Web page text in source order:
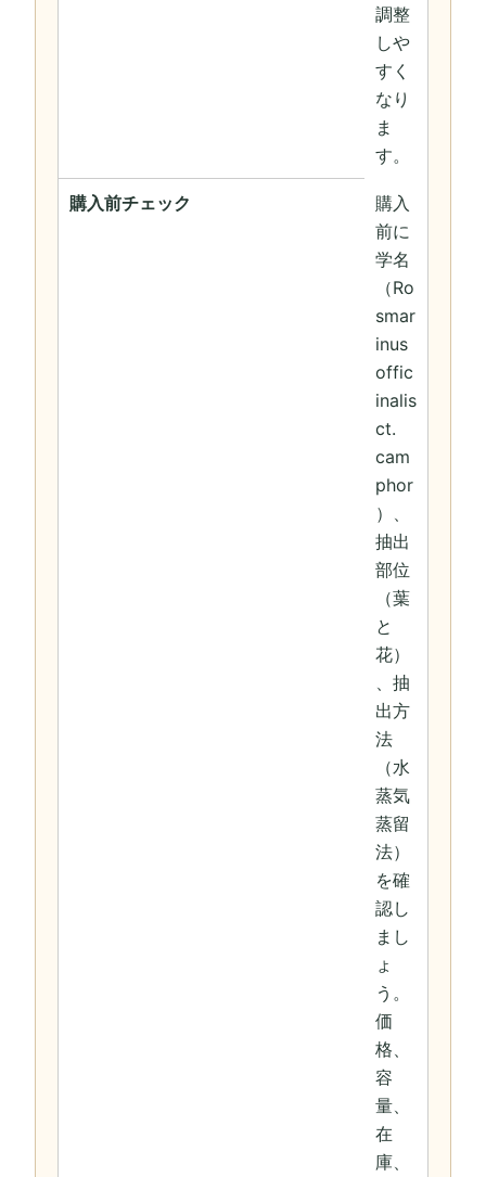
調整
しや
すく
なり
ま
す。
購入前チェック
購入
前に
学名
（Ro
smar
inus
offic
inalis
ct.
cam
phor
）、
抽出
部位
（葉
と
花）
、抽
出方
法
（水
蒸気
蒸留
法）
を確
認し
まし
ょ
う。
価
格、
容
量、
在
庫、